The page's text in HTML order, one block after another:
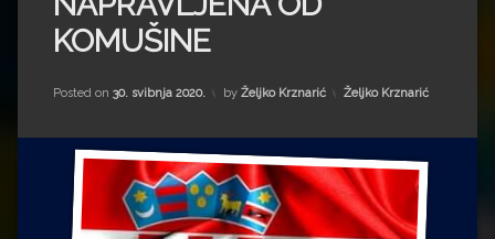
Impressum
Milenko Strižak
Drugi autori
Drugi autori
Ljiljana Lekanić-Kljaić
Željko Krznarić
KOMUŠINE
Posted on 30. svibnja 2020. by Željko Krznarić Kategorije:
Željko Krznarić